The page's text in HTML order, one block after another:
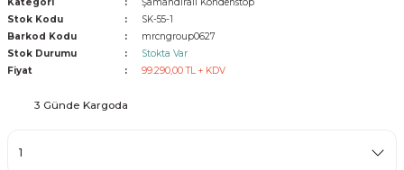
Stok Kodu
SK-55-1
Barkod Kodu
mrcngroup0627
Stok Durumu
Stokta Var
Fiyat
99.290,00 TL + KDV
3 Günde Kargoda